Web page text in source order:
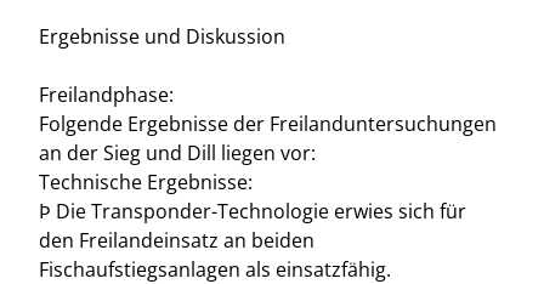
Ergebnisse und Diskussion
Freilandphase:
Folgende Ergebnisse der Freilanduntersuchungen
an der Sieg und Dill liegen vor:
Technische Ergebnisse:
Þ Die Transponder-Technologie erwies sich für
den Freilandeinsatz an beiden
Fischaufstiegsanlagen als einsatzfähig.